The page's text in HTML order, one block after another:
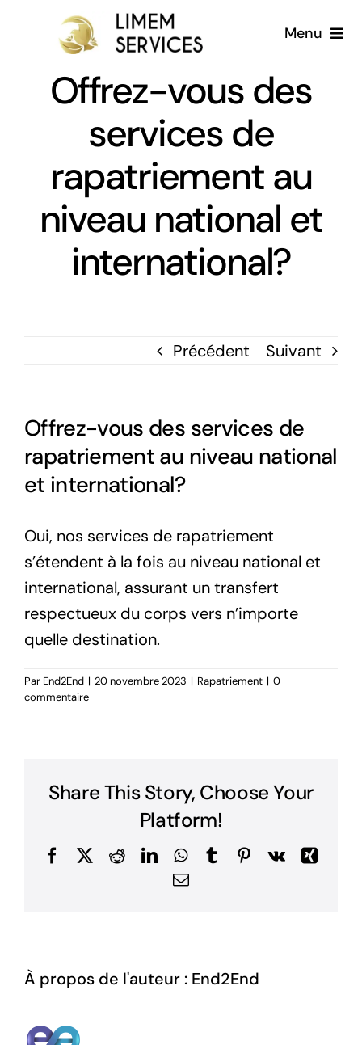
Menu
A propos
Services
Galerie
Blog
Offrez-vous des
services de
rapatriement au
niveau national et
international?
Précédent Suivant
Offrez-vous des services de
rapatriement au niveau national
et international?
Oui, nos services de rapatriement
s’étendent à la fois au niveau national et
international, assurant un transfert
respectueux du corps vers n’importe
quelle destination.
Par End2End | 20 novembre 2023 | Rapatriement | 0
commentaire
Share This Story, Choose Your
Platform!
FacebookRedditLinkedInWhatsApp
TumblrPinterest
Vk
Xing
Email
À propos de l'auteur : End2End